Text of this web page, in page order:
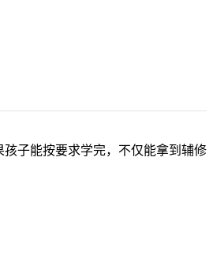
子能按要求学完，不仅能拿到辅修